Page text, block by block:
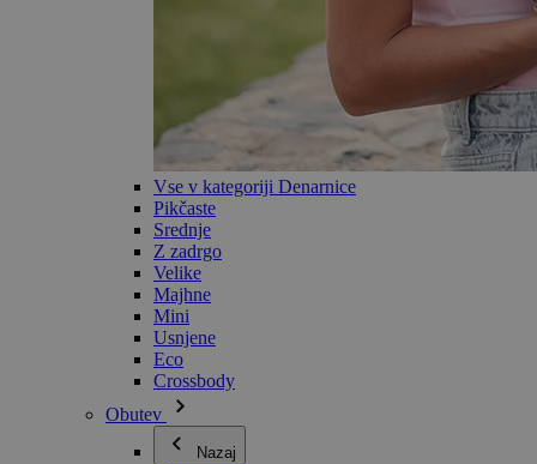
Vse v kategoriji Denarnice
Pikčaste
Srednje
Z zadrgo
Velike
Majhne
Mini
Usnjene
Eco
Crossbody
Obutev
Nazaj